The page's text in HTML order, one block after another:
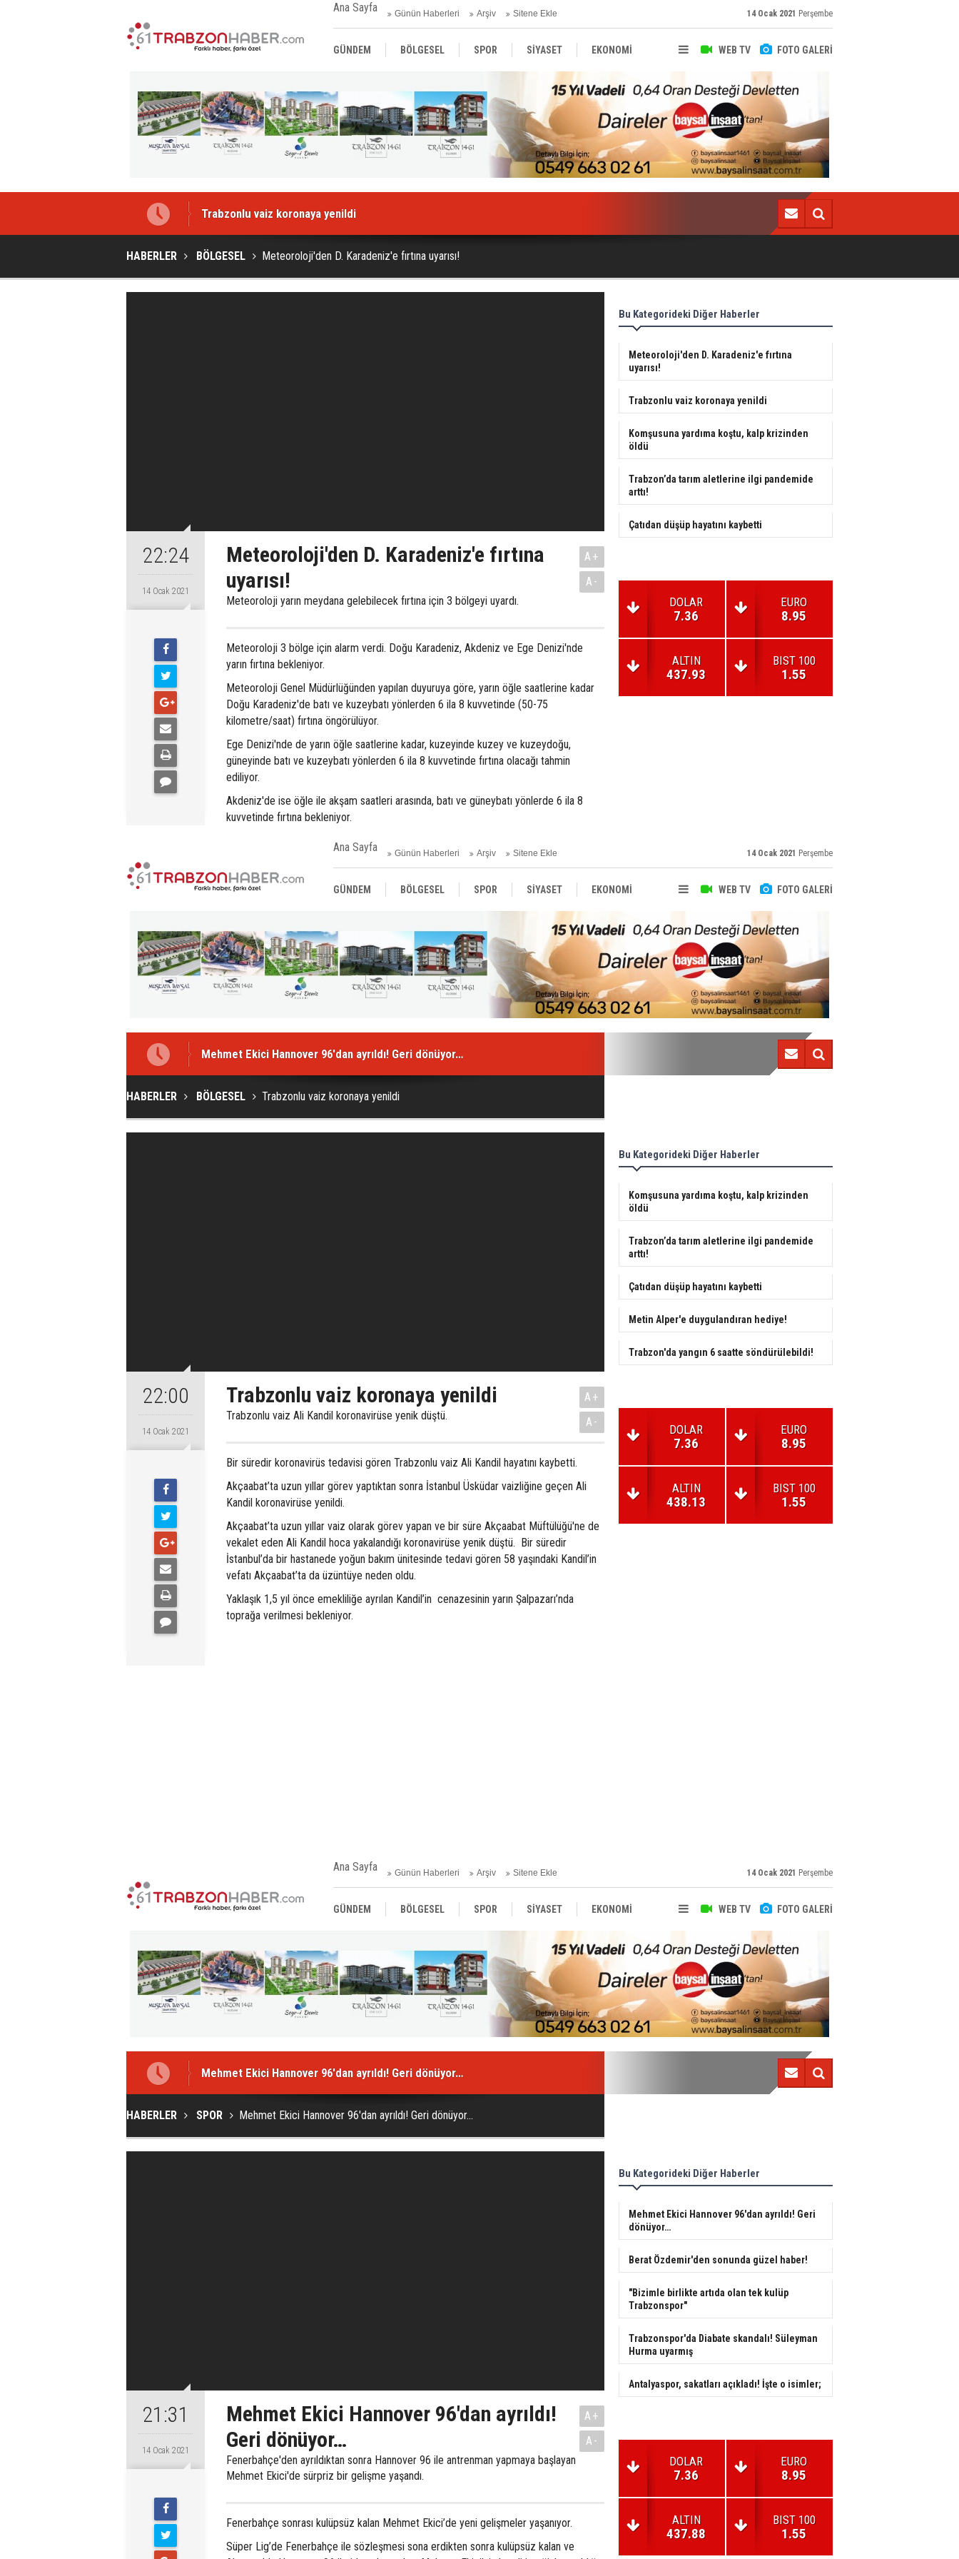
Ana Sayfa Günün Haberleri Arşiv Sitene Ekle 14 Ocak 2021 Perşembe
WEB TV FOTO GALERİ
GÜNDEM BÖLGESEL SPOR SİYASET EKONOMİ
SAĞLIK MAGAZİN BİLİM - TEKNOLOJİ
Trabzonlu vaiz koronaya yenildi Mehmet Ekici Hannover 96'dan ayrıldı! Geri
HABERLER BÖLGESEL Meteoroloji'den D. Karadeniz'e fırtına uyarısı!
22:24
14 Ocak 2021
Meteoroloji'den D. Karadeniz'e fırtına
uyarısı!
Meteoroloji yarın meydana gelebilecek fırtına için 3 bölgeyi uyardı.
A+
A-
Meteoroloji 3 bölge için alarm verdi. Doğu Karadeniz, Akdeniz ve Ege Denizi'nde
yarın fırtına bekleniyor.
Meteoroloji Genel Müdürlüğünden yapılan duyuruya göre, yarın öğle saatlerine kadar
Doğu Karadeniz'de batı ve kuzeybatı yönlerden 6 ila 8 kuvvetinde (50-75
kilometre/saat) fırtına öngörülüyor.
Ege Denizi'nde de yarın öğle saatlerine kadar, kuzeyinde kuzey ve kuzeydoğu,
güneyinde batı ve kuzeybatı yönlerden 6 ila 8 kuvvetinde fırtına olacağı tahmin
ediliyor.
Akdeniz'de ise öğle ile akşam saatleri arasında, batı ve güneybatı yönlerde 6 ila 8
kuvvetinde fırtına bekleniyor.
Ana Sayfa Günün Haberleri Arşiv Sitene Ekle 14 Ocak 2021 Perşembe
WEB TV FOTO GALERİ
GÜNDEM BÖLGESEL SPOR SİYASET EKONOMİ
SAĞLIK MAGAZİN BİLİM - TEKNOLOJİ
Mehmet Ekici Hannover 96'dan ayrıldı! Geri dönüyor… Berat Özdemir'den sonunda güzel haber!
HABERLER BÖLGESEL Trabzonlu vaiz koronaya yenildi
22:00
14 Ocak 2021
Trabzonlu vaiz koronaya yenildi
Trabzonlu vaiz Ali Kandil koronavirüse yenik düştü.
A+
A-
Bir süredir koronavirüs tedavisi gören Trabzonlu vaiz Ali Kandil hayatını kaybetti.
Akçaabat’ta uzun yıllar görev yaptıktan sonra İstanbul Üsküdar vaizliğine geçen Ali
Kandil koronavirüse yenildi.
Akçaabat’ta uzun yıllar vaiz olarak görev yapan ve bir süre Akçaabat Müftülüğü'ne de
vekalet eden Ali Kandil hoca yakalandığı koronavirüse yenik düştü. Bir süredir
İstanbul’da bir hastanede yoğun bakım ünitesinde tedavi gören 58 yaşındaki Kandil’in
vefatı Akçaabat’ta da üzüntüye neden oldu.
Yaklaşık 1,5 yıl önce emekliliğe ayrılan Kandil’in cenazesinin yarın Şalpazarı’nda
toprağa verilmesi bekleniyor.
Ana Sayfa Günün Haberleri Arşiv Sitene Ekle 14 Ocak 2021 Perşembe
WEB TV FOTO GALERİ
GÜNDEM BÖLGESEL SPOR SİYASET EKONOMİ
SAĞLIK MAGAZİN BİLİM - TEKNOLOJİ
Mehmet Ekici Hannover 96'dan ayrıldı! Geri dönüyor… Berat Özdemir'den sonunda güzel haber!
HABERLER SPOR Mehmet Ekici Hannover 96'dan ayrıldı! Geri dönüyor…
21:31
14 Ocak 2021
Mehmet Ekici Hannover 96'dan ayrıldı!
Geri dönüyor…
Fenerbahçe'den ayrıldıktan sonra Hannover 96 ile antrenman yapmaya başlayan
Mehmet Ekici'de sürpriz bir gelişme yaşandı.
A+
A-
Fenerbahçe sonrası kulüpsüz kalan Mehmet Ekici’de yeni gelişmeler yaşanıyor.
Süper Lig’de Fenerbahçe ile sözleşmesi sona erdikten sonra kulüpsüz kalan ve
Bu Kategorideki Diğer Haberler
Mehmet Ekici Hannover 96'dan ayrıldı! Geri
dönüyor…
Berat Özdemir'den sonunda güzel haber!
"Bizimle birlikte artıda olan tek kulüp
Trabzonspor"
Trabzonspor'da Diabate skandalı! Süleyman
Hurma uyarmış
Antalyaspor, sakatları açıkladı! İşte o isimler;
DOLAR
7.36
EURO
8.95
ALTIN
437.88
BIST 100
1.55
Bu Kategorideki Diğer Haberler
Komşusuna yardıma koştu, kalp krizinden
öldü
Trabzon’da tarım aletlerine ilgi pandemide
arttı!
Çatıdan düşüp hayatını kaybetti
Metin Alper'e duygulandıran hediye!
Trabzon'da yangın 6 saatte söndürülebildi!
DOLAR
7.36
EURO
8.95
ALTIN
438.13
BIST 100
1.55
Bu Kategorideki Diğer Haberler
Meteoroloji'den D. Karadeniz'e fırtına
uyarısı!
Trabzonlu vaiz koronaya yenildi
Komşusuna yardıma koştu, kalp krizinden
öldü
Trabzon’da tarım aletlerine ilgi pandemide
arttı!
Çatıdan düşüp hayatını kaybetti
DOLAR
7.36
EURO
8.95
ALTIN
437.93
BIST 100
1.55